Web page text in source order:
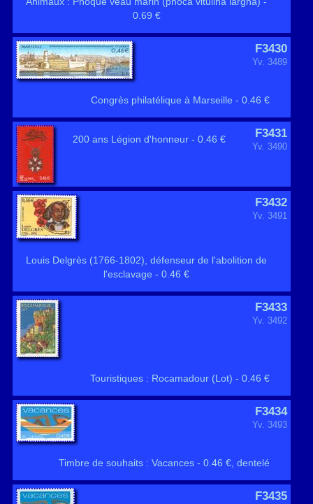
0.69 €
F3430
Yv. 3489
Congrès philatélique à Marseille - 0.46 €
F3431
Yv. 3490
200 ans Légion d'honneur - 0.46 €
F3432
Yv. 3491
Louis Delgrès (1766-1802), défenseur de l'abolition de
l'esclavage - 0.46 €
F3433
Yv. 3492
Touristiques : Rocamadour (Lot) - 0.46 €
F3434
Yv. 3493
Timbre de souhaits : Vacances - 0.46 €, dentelé
F3435